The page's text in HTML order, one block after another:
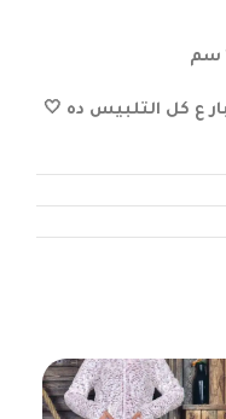
ع كل التلبيس ده 🤍